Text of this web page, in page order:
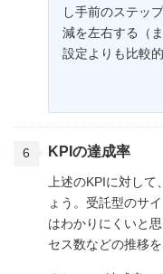
し手前のステッ
減を左右する（
設定よりも比較
KPIの達成率
上述のKPIに対して
ょう。受託型のサ
はわかりにくいと
セス数などの推移